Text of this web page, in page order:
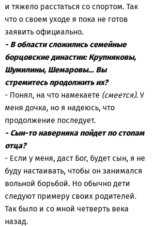
и тяжело расстаться со спортом. Так
что о своем уходе я пока не готов
заявить официально.
- В области сложились семейные
борцовские династии: Крупняковы,
Шумилины, Шемаровы... Вы
стремитесь продолжить их?
- Понял, на что намекаете (смеется). У
меня дочка, но я надеюсь, что
продолжение последует.
- Сын-то наверняка пойдет по стопам
отца?
- Если у меня, даст Бог, будет сын, я не
буду настаивать, чтобы он занимался
вольной борьбой. Но обычно дети
следуют примеру своих родителей.
Так было и со мной четверть века
назад.